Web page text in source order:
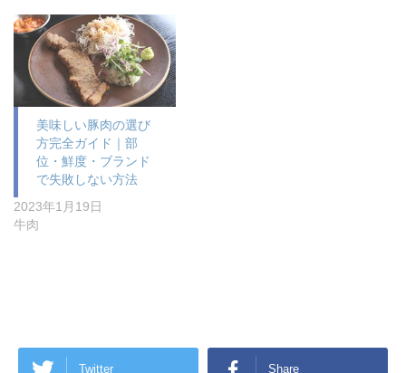
美味しい豚肉の選び
方完全ガイド｜部
位・鮮度・ブランド
で失敗しない方法
2023年1月19日
牛肉
Twitter Share